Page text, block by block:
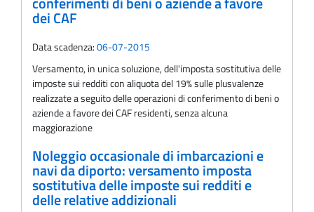
dei CAF
Data scadenza:06-07-2015
Versamento, in unica soluzione, dell'imposta sostitutiva delle
imposte sui redditi con aliquota del 19% sulle plusvalenze
realizzate a seguito delle operazioni di conferimento di beni o
aziende a favore dei CAF residenti, senza alcuna
maggiorazione
Noleggio occasionale di imbarcazioni e
navi da diporto: versamento imposta
sostitutiva delle imposte sui redditi e
delle relative addizionali